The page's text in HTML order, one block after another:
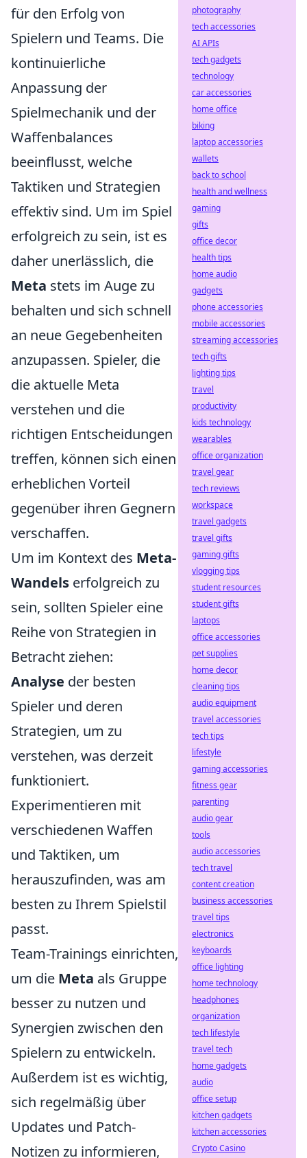
für den Erfolg von
Spielern und Teams. Die
kontinuierliche
Anpassung der
Spielmechanik und der
Waffenbalances
beeinflusst, welche
Taktiken und Strategien
effektiv sind. Um im Spiel
erfolgreich zu sein, ist es
daher unerlässlich, die
Meta stets im Auge zu
behalten und sich schnell
an neue Gegebenheiten
anzupassen. Spieler, die
die aktuelle Meta
verstehen und die
richtigen Entscheidungen
treffen, können sich einen
erheblichen Vorteil
gegenüber ihren Gegnern
verschaffen.
Um im Kontext des Meta-
Wandels erfolgreich zu
sein, sollten Spieler eine
Reihe von Strategien in
Betracht ziehen:
Analyse der besten
Spieler und deren
Strategien, um zu
verstehen, was derzeit
funktioniert.
Experimentieren mit
verschiedenen Waffen
und Taktiken, um
herauszufinden, was am
besten zu Ihrem Spielstil
passt.
Team-Trainings einrichten,
um die Meta als Gruppe
besser zu nutzen und
Synergien zwischen den
Spielern zu entwickeln.
Außerdem ist es wichtig,
sich regelmäßig über
Updates und Patch-
Notizen zu informieren,
photography
tech accessories
AI APIs
tech gadgets
technology
car accessories
home office
biking
laptop accessories
wallets
back to school
health and wellness
gaming
gifts
office decor
health tips
home audio
gadgets
phone accessories
mobile accessories
streaming accessories
tech gifts
lighting tips
travel
productivity
kids technology
wearables
office organization
travel gear
tech reviews
workspace
travel gadgets
travel gifts
gaming gifts
vlogging tips
student resources
student gifts
laptops
office accessories
pet supplies
home decor
cleaning tips
audio equipment
travel accessories
tech tips
lifestyle
gaming accessories
fitness gear
parenting
audio gear
tools
audio accessories
tech travel
content creation
business accessories
travel tips
electronics
keyboards
office lighting
home technology
headphones
organization
tech lifestyle
travel tech
home gadgets
audio
office setup
kitchen gadgets
kitchen accessories
Crypto Casino